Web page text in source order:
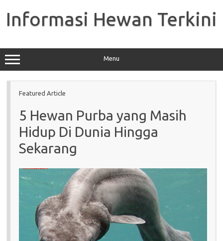
content
Informasi Hewan Terkini
Menu
Featured Article
5 Hewan Purba yang Masih
Hidup Di Dunia Hingga
Sekarang